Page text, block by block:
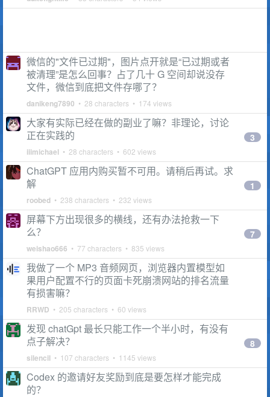
微信的"文件已过期"，图片点开就是“已过期或者
被清理”是怎么回事？占了几十 G 空间却说没存
文件，微信到底把文件存哪了？
danikeng7890 • 28 characters • 174 views
大家有实际已经在做的副业了嘛？非理论，讨论
正在实践的
iiimichael • 28 characters • 602 views
3
ChatGPT 应用内购买暂不可用。请稍后再试。求
解
roobed • 238 characters • 232 views
1
屏幕下方出现很多的横线，还有办法抢救一下
么？
weishao666 • 77 characters • 835 views
7
我做了一个 MP3 音频网页，浏览器内置模型如
果用户配置不行的页面卡死崩溃网站的排名流量
有损害嘛？
RRWD • 205 characters • 60 views
发现 chatGpt 最长只能工作一个半小时，有没有
点子解决？
silencil • 107 characters • 1145 views
8
Codex 的邀请好友奖励到底是要怎样才能完成
的？